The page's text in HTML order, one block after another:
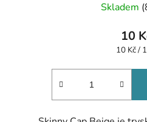
je
Skladem
10
Měrná
10 Kč /